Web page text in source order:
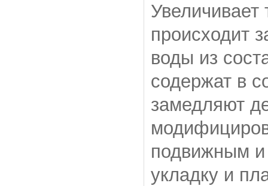
Увеличивает
происходит
воды из
содержат в
замедляют
подвижным и
укладку и